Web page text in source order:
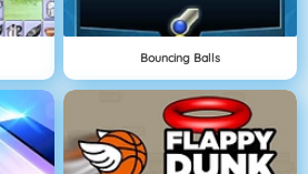
Bouncing Balls